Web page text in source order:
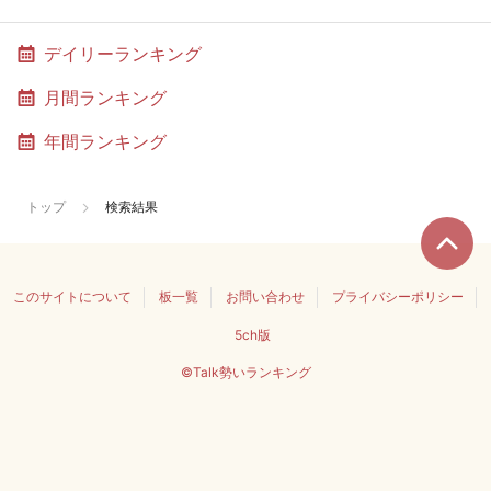
デイリーランキング
月間ランキング
年間ランキング
トップ 検索結果
このサイトについて 板一覧 お問い合わせ プライバシーポリシー
5ch版
©Talk勢いランキング